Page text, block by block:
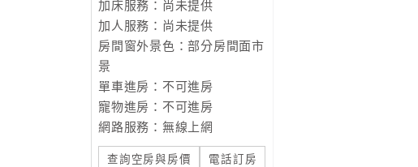
加床服務：尚未提供
加人服務：尚未提供
房間窗外景色：部分房間面市
景
單車進房：不可進房
寵物進房：不可進房
網路服務：無線上網
查詢空房與房價 電話訂房